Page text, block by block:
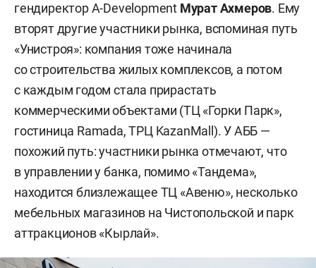
гендиректор A-Development Мурат Ахмеров. Ему
вторят другие участники рынка, вспоминая путь
«Унистроя»: компания тоже начинала
со строительства жилых комплексов, а потом
с каждым годом стала прирастать
коммерческими объектами (ТЦ «Горки Парк»,
гостиница Ramada, ТРЦ KazanMall). У АББ —
похожий путь: участники рынка отмечают, что
в управлении у банка, помимо «Тандема»,
находится близлежащее ТЦ «Авеню», несколько
мебельных магазинов на Чистопольской и парк
аттракционов «Кырлай».